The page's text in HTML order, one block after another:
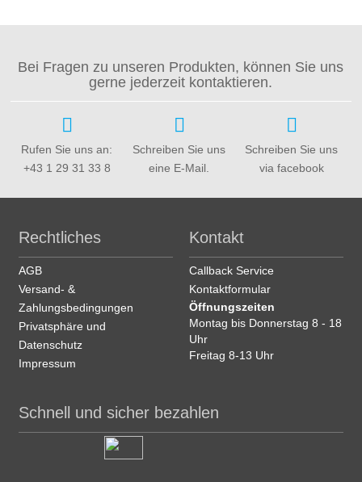
Bei Fragen zu unseren Produkten, können Sie uns
gerne jederzeit kontaktieren.
Rufen Sie uns an:
+43 1 29 31 33 8
Schreiben Sie uns
eine E-Mail.
Schreiben Sie uns
via facebook
Rechtliches
AGB
Versand- &
Zahlungsbedingungen
Privatsphäre und
Datenschutz
Impressum
Kontakt
Callback Service
Kontaktformular
Öffnungszeiten
Montag bis Donnerstag 8 - 18
Uhr
Freitag 8-13 Uhr
Schnell und sicher bezahlen